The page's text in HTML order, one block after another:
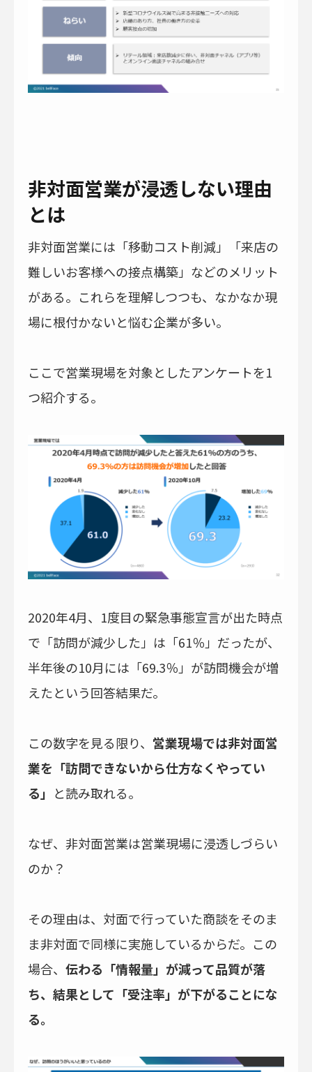
非対面営業が浸透しない理由
とは
非対面営業には「移動コスト削減」「来店の
難しいお客様への接点構築」などのメリット
がある。これらを理解しつつも、なかなか現
場に根付かないと悩む企業が多い。
ここで営業現場を対象としたアンケートを1
つ紹介する。
2020年4月、1度目の緊急事態宣言が出た時点
で「訪問が減少した」は「61％」だったが、
半年後の10月には「69.3％」が訪問機会が増
えたという回答結果だ。
この数字を見る限り、 営業現場では非対面営
業を「訪問できないから仕方なくやってい
る」 と読み取れる。
なぜ、非対面営業は営業現場に浸透しづらい
のか？
その理由は、対面で行っていた商談をそのま
ま非対面で同様に実施しているからだ。この
場合、 伝わる「情報量」が減って品質が落
ち、結果として「受注率」が下がることにな
る。